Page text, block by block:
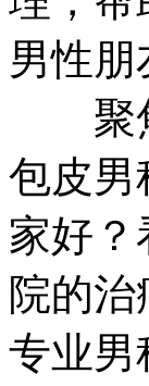
男性
聚焦
包皮男
家好
院的
专业男